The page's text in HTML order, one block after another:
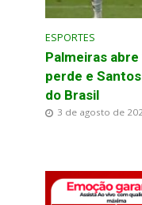
ESPORTES
Palmeiras
perde e
do Brasil
3 de agosto de